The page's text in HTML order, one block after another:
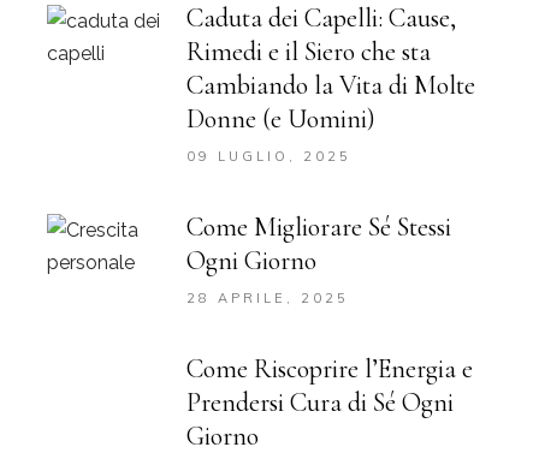
Caduta dei Capelli: Cause,
Rimedi e il Siero che sta
Cambiando la Vita di Molte
Donne (e Uomini)
09 LUGLIO, 2025
Come Migliorare Sé Stessi
Ogni Giorno
28 APRILE, 2025
Come Riscoprire l’Energia e
Prendersi Cura di Sé Ogni
Giorno